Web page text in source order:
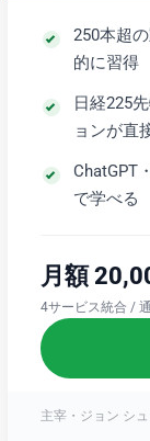
250本超
的に習得
日経225
ョンが直
ChatGPT
で学べる
月額
4サービス統合 /
主宰・ジョン シ